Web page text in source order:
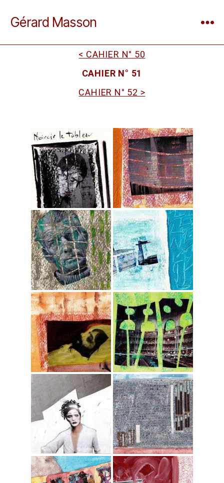
Gérard Masson
< CAHIER N° 50
CAHIER N° 51
CAHIER N° 52 >